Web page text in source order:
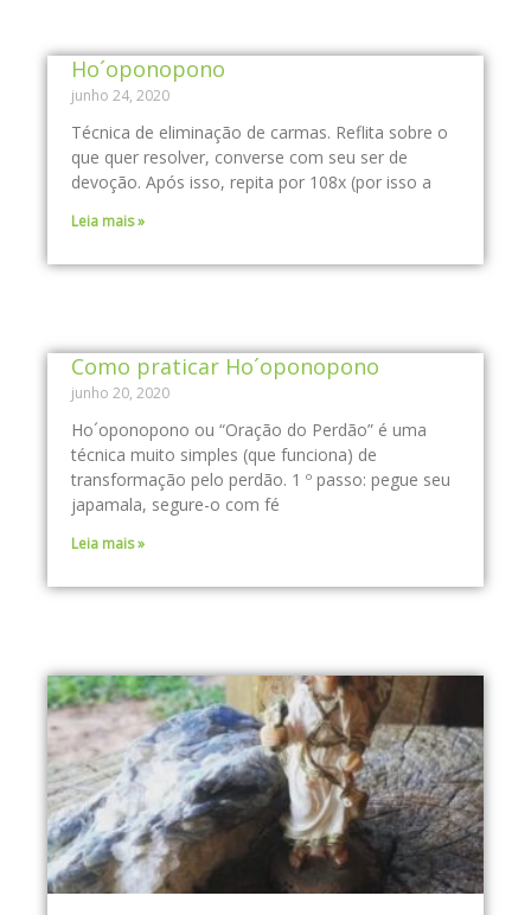
Ho´oponopono
junho 24, 2020
Técnica de eliminação de carmas. Reflita sobre o
que quer resolver, converse com seu ser de
devoção. Após isso, repita por 108x (por isso a
Leia mais »
Como praticar Ho´oponopono
junho 20, 2020
Ho´oponopono ou “Oração do Perdão” é uma
técnica muito simples (que funciona) de
transformação pelo perdão. 1 º passo: pegue seu
japamala, segure-o com fé
Leia mais »